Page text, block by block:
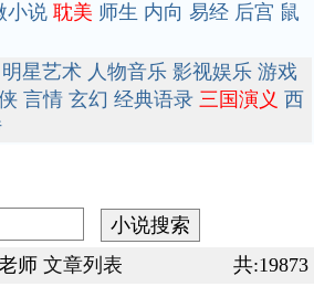
小说 耽美 师生 内向 易经 后宫 鼠
明星艺术 人物音乐 影视娱乐 游戏
言情 玄幻 经典语录 三国演义 西
师 文章列表 共:19873